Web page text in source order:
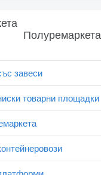
Полуремаркета
завеси
товарни площадки